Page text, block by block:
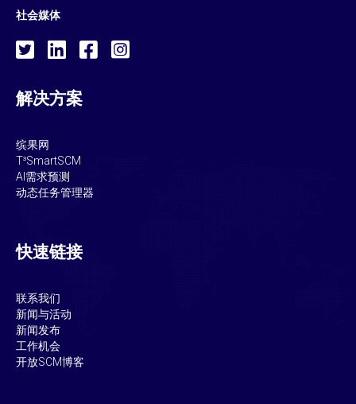
社会媒体
解决方案
缤果网
T³SmartSCM
AI需求预测
动态任务管理器
快速链接
联系我们
新闻与活动
新闻发布
工作机会
开放SCM博客